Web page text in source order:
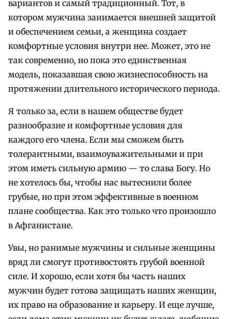
вариантов и самый традиционный. Тот, в
котором мужчина занимается внешней защитой
и обеспечением семьи, а женщина создает
комфортные условия внутри нее. Может, это не
так современно, но пока это единственная
модель, показавшая свою жизнеспособность на
протяжении длительного исторического периода.
Я только за, если в нашем обществе будет
разнообразие и комфортные условия для
каждого его члена. Если мы сможем быть
толерантными, взаимоуважительными и при
этом иметь сильную армию — то слава Богу. Но
не хотелось бы, чтобы нас вытеснили более
грубые, но при этом эффективные в военном
плане сообщества. Как это только что произошло
в Афганистане.
Увы, но ранимые мужчины и сильные женщины
вряд ли смогут противостоять грубой военной
силе. И хорошо, если хотя бы часть наших
мужчин будет готова защищать наших женщин,
их право на образование и карьеру. И еще лучше,